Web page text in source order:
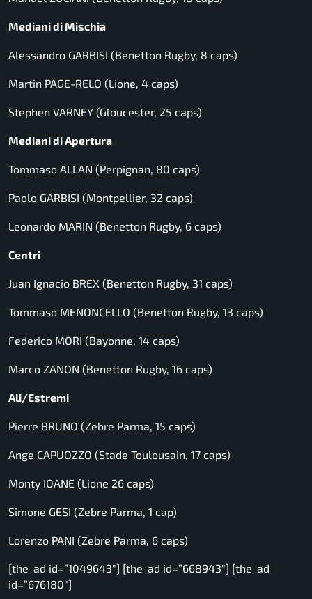
Mediani di Mischia
Alessandro GARBISI (Benetton Rugby, 8 caps)
Martin PAGE-RELO (Lione, 4 caps)
Stephen VARNEY (Gloucester, 25 caps)
Mediani di Apertura
Tommaso ALLAN (Perpignan, 80 caps)
Paolo GARBISI (Montpellier, 32 caps)
Leonardo MARIN (Benetton Rugby, 6 caps)
Centri
Juan Ignacio BREX (Benetton Rugby, 31 caps)
Tommaso MENONCELLO (Benetton Rugby, 13 caps)
Federico MORI (Bayonne, 14 caps)
Marco ZANON (Benetton Rugby, 16 caps)
Ali/Estremi
Pierre BRUNO (Zebre Parma, 15 caps)
Ange CAPUOZZO (Stade Toulousain, 17 caps)
Monty IOANE (Lione 26 caps)
Simone GESI (Zebre Parma, 1 cap)
Lorenzo PANI (Zebre Parma, 6 caps)
[the_ad id=”1049643″] [the_ad id=”668943″] [the_ad
id=”676180″]